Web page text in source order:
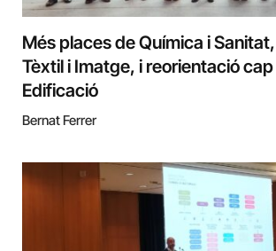
Més places de Química i
Tèxtil i Imatge, i reorientació cap
Edificació
Bernat Ferrer